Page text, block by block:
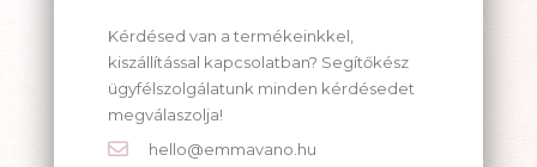
Kérdésed van a termékeinkkel,
kiszállítással kapcsolatban? Segítőkész
ügyfélszolgálatunk minden kérdésedet
megválaszolja!
hello@emmavano.hu